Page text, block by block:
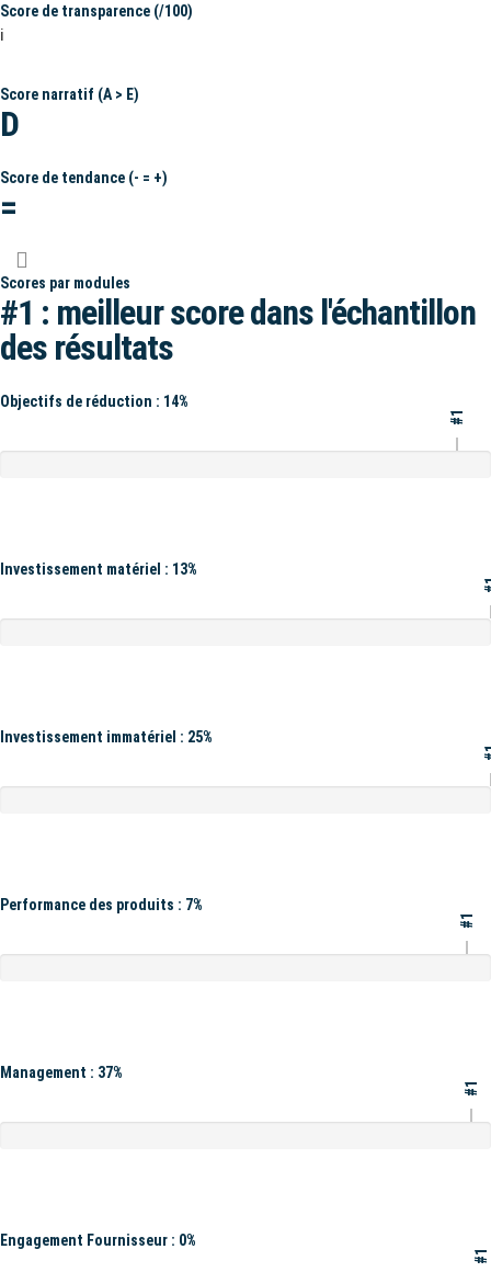
Score de transparence (/100)
ℹ️
Score narratif (A > E)
D
Score de tendance (- = +)
=
Scores par modules
#1 : meilleur score dans l'échantillon
des résultats
Objectifs de réduction : 14%
#1
Investissement matériel : 13%
Investissement immatériel : 25%
Performance des produits : 7%
#1
Management : 37%
#1
Engagement Fournisseur : 0%
#1